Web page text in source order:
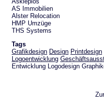
AS Immobilien
Alster Relocation
HMP Umzüge
THS Systems
Tags
Grafikdesign Design Printdesign
Logoentwicklung
Entwicklung Logodesign